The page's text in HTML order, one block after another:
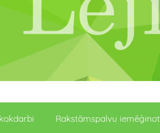
Rakstāmspalvu iemēģinot